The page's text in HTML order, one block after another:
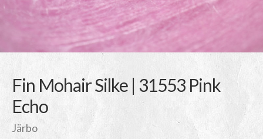
Fin Mohair Silke | 31553 Pink
Echo
Järbo